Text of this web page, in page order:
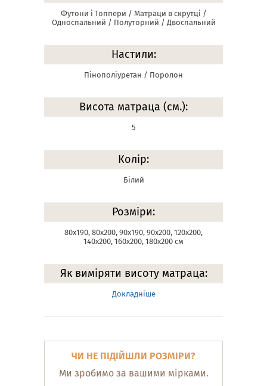
Футони і Топпери / Матраци в скрутці /
Односпальний / Полуторний / Двоспальний
Настили:
Пінополіуретан / Поролон
Висота матраца (см.):
5
Колір:
Білий
Розміри:
80х190, 80х200, 90х190, 90х200, 120х200,
140х200, 160х200, 180х200 см
Як виміряти висоту матраца:
Докладніше
ЧИ НЕ ПІДІЙШЛИ РОЗМІРИ?
Ми зробимо за вашими мірками.